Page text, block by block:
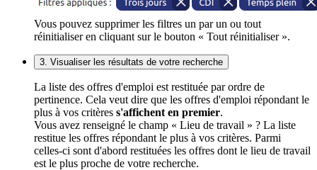
Vous pouvez supprimer les filtres un par un ou tout
réinitialiser en cliquant sur le bouton « Tout réinitialiser ».
3. Visualiser les résultats de votre recherche
La liste des offres d'emploi est restituée par ordre de
pertinence. Cela veut dire que les offres d'emploi répondant le
plus à vos critères s'affichent en premier.
Vous avez renseigné le champ « Lieu de travail » ? La liste
restitue les offres répondant le plus à vos critères. Parmi
celles-ci sont d'abord restituées les offres dont le lieu de travail
est le plus proche de votre recherche.